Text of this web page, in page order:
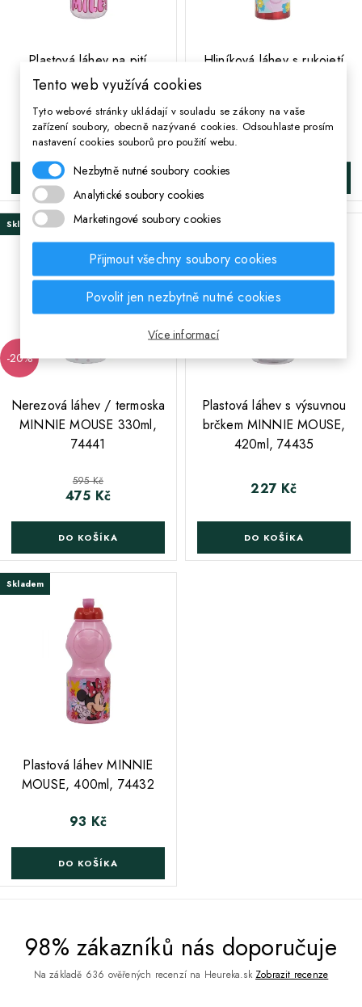
Plastová láhev na pití
MINNIE MOUSE Adult,
590ml, 60152
Cena
249 Kč
DO KOŠÍKA
Hliníková láhev s rukojetí
Cena
274 Kč
-20%
Skladem
Nerezová láhev / termoska
MINNIE MOUSE 330ml,
74441
Běžná cena
595 Kč
Cena
475 Kč
DO KOŠÍKA
Skladem
Plastová láhev s výsuvnou
brčkem MINNIE MOUSE,
420ml, 74435
Cena
227 Kč
DO KOŠÍKA
Skladem
Plastová láhev MINNIE
MOUSE, 400ml, 74432
Cena
93 Kč
DO KOŠÍKA
98% zákazníků nás doporučuje
Na základě 636 ověřených recenzí na Heureka.sk Zobrazit recenze
Tento web využívá cookies
Tyto webové stránky ukládají v souladu se zákony na vaše
zařízení soubory, obecně nazývané cookies. Odsouhlaste prosím
nastavení cookies souborů pro použití webu.
Nezbytně nutné soubory cookies
Analytické soubory cookies
Marketingové soubory cookies
Přijmout všechny soubory cookies
Povolit jen nezbytně nutné cookies
Více informací